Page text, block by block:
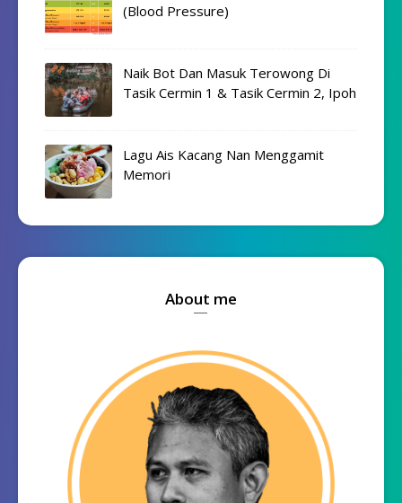
(Blood Pressure)
Naik Bot Dan Masuk Terowong Di
Tasik Cermin 1 & Tasik Cermin 2, Ipoh
Lagu Ais Kacang Nan Menggamit
Memori
About me